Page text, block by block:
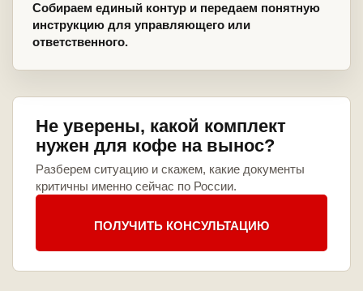
Собираем единый контур и передаем понятную
инструкцию для управляющего или
ответственного.
Не уверены, какой комплект
нужен для кофе на вынос?
Разберем ситуацию и скажем, какие документы
критичны именно сейчас по России.
ПОЛУЧИТЬ КОНСУЛЬТАЦИЮ